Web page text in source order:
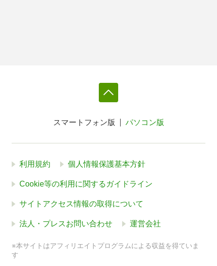
スマートフォン版 パソコン版
利用規約 個人情報保護基本方針
Cookie等の利用に関するガイドライン
サイトアクセス情報の取得について
法人・プレスお問い合わせ 運営会社
※本サイトはアフィリエイトプログラムによる収益を得ていま
す